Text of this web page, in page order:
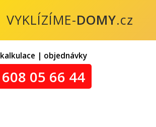
VYKLÍZÍME-DOMY.cz
kalkulace | objednávky
608 05 66 44